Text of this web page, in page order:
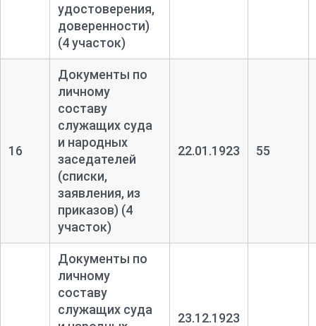
удостоверения,
доверенности)
(4 участок)
16
Документы по
личному
составу
служащих суда
и народных
заседателей
(списки,
заявления, из
приказов) (4
участок)
22.01.1923 55
Документы по
личному
составу
служащих суда
23.12.1923